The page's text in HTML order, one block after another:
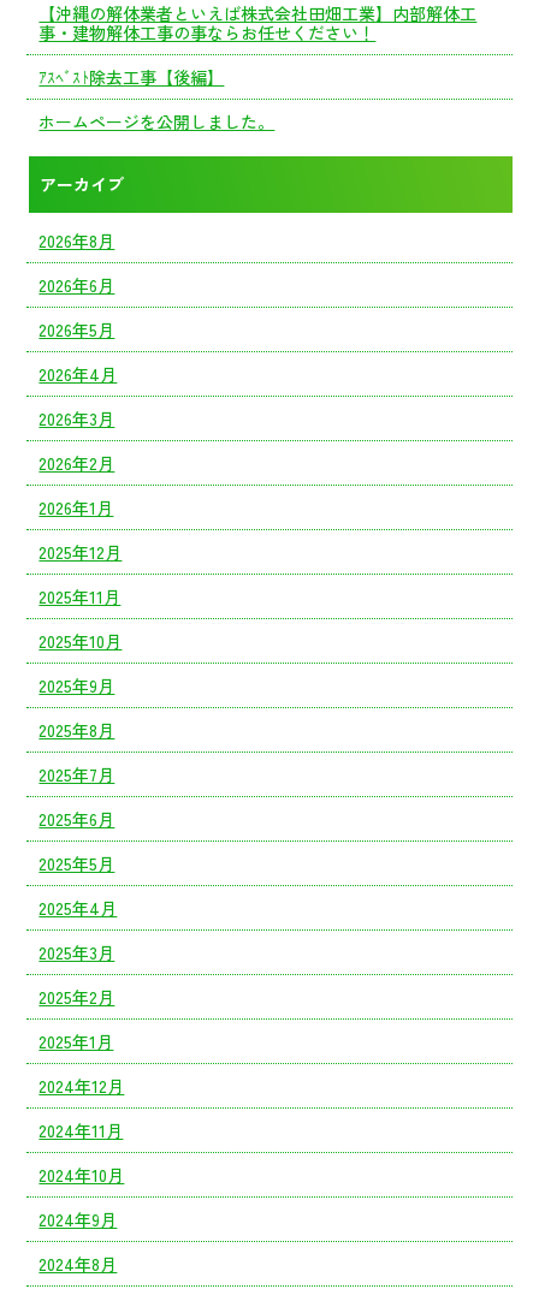
【沖縄の解体業者といえば株式会社田畑工業】内部解体工
事・建物解体工事の事ならお任せください！
ｱｽﾍﾞｽﾄ除去工事【後編】
ホームページを公開しました。
アーカイブ
2026年8月
2026年6月
2026年5月
2026年4月
2026年3月
2026年2月
2026年1月
2025年12月
2025年11月
2025年10月
2025年9月
2025年8月
2025年7月
2025年6月
2025年5月
2025年4月
2025年3月
2025年2月
2025年1月
2024年12月
2024年11月
2024年10月
2024年9月
2024年8月